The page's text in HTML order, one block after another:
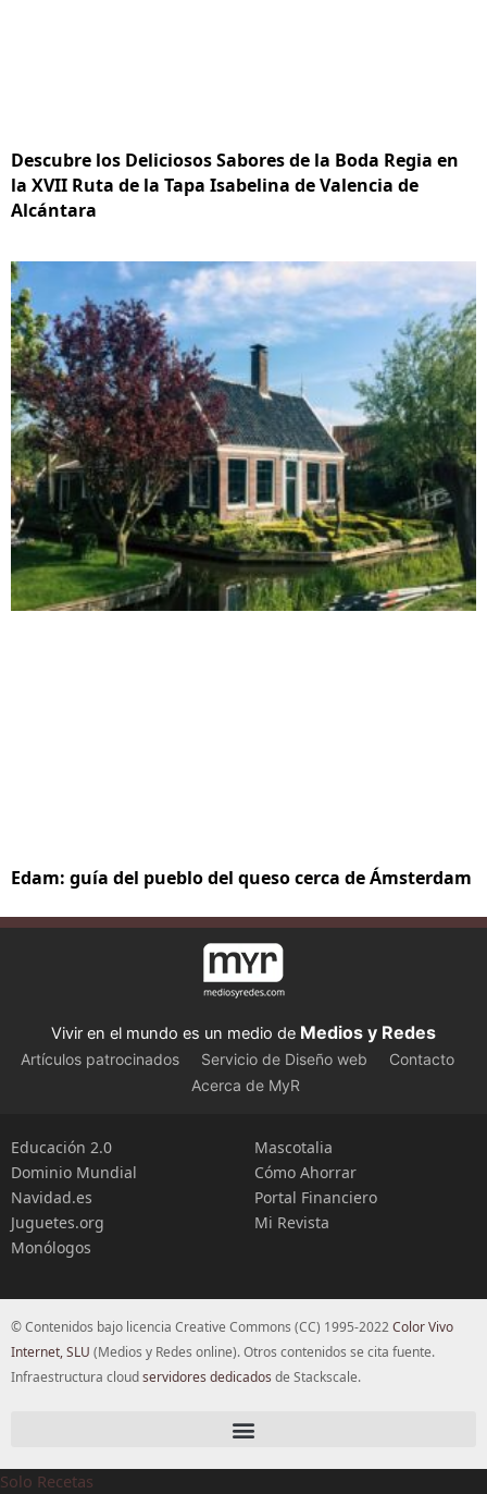
Descubre los Deliciosos Sabores de la Boda Regia en
la XVII Ruta de la Tapa Isabelina de Valencia de
Alcántara
Edam: guía del pueblo del queso cerca de Ámsterdam
Vivir en el mundo es un medio de Medios y Redes
Artículos patrocinados Servicio de Diseño web
Contacto
Acerca de MyR
Educación 2.0
Dominio Mundial
Navidad.es
Juguetes.org
Monólogos
Mascotalia
Cómo Ahorrar
Portal Financiero
Mi Revista
© Contenidos bajo licencia Creative Commons (CC) 1995-2022Color Vivo
Internet, SLU (Medios y Redes online). Otros contenidos se cita fuente.
Infraestructura cloudservidores dedicados de Stackscale.
Solo Recetas